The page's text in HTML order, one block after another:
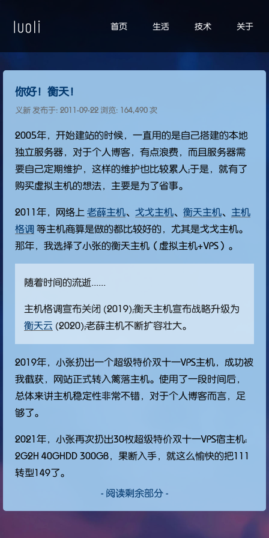
首页 生活 技术 关于
你好！衡天！
义新 发布于: 2011-09-22 浏览: 164,490 次
2005年，开始建站的时候，一直用的是自己搭建的本地
独立服务器，对于个人博客，有点浪费，而且服务器需
要自己定期维护，这样的维护也比较累人；于是，就有了
购买虚拟主机的想法，主要是为了省事。
2011年，网络上 老薛主机、 戈戈主机、 衡天主机、 主机
格调 等主机商算是做的都比较好的，尤其是戈戈主机。
那年，我选择了小张的衡天主机（虚拟主机+VPS）。
随着时间的流逝......
主机格调宣布关闭 (2019)；衡天主机宣布战略升级为
衡天云 (2020)；老薛主机不断扩容壮大。
2019年，小张扔出一个超级特价双十一VPS主机，成功被
我截获，网站正式转入篱落主机。使用了一段时间后，
总体来讲主机稳定性非常不错，对于个人博客而言，足
够了。
2021年，小张再次扔出30枚超级特价双十一VPS宿主机：
2G2H 40GHDD 300GB，果断入手，就这么愉快的把111
转型149了。
- 阅读剩余部分 -